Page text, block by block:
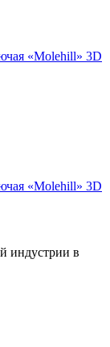
«Molehill» 3D
«Molehill» 3D
индустрии в